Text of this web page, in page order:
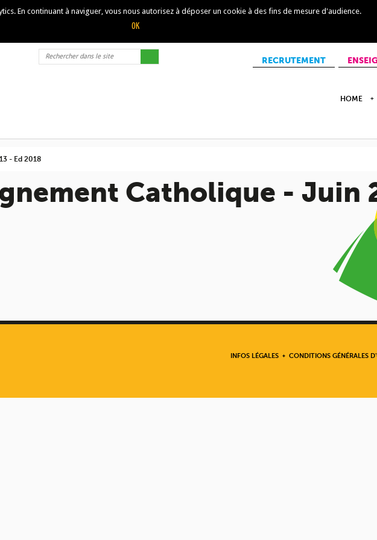
En continuant à naviguer, vous nous autorisez à déposer un cookie à des fins de mesure d'audience.
RECRUTEMENT
HOME
- Ed 2018
Catholique - Juin
INFOS LÉGALES CONDITIONS GÉNÉRALES